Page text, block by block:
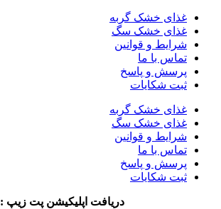
غذای خشک گربه
غذای خشک سگ
شرایط و قوانین
تماس با ما
پرسش و پاسخ
ثبت شکایات
غذای خشک گربه
غذای خشک سگ
شرایط و قوانین
تماس با ما
پرسش و پاسخ
ثبت شکایات
دریافت اپلیکیشن پت زیپ :